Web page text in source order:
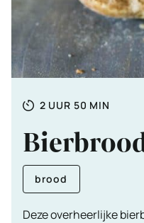
Totale
2 UUR
UUR 50 MINUTEN
MIN
brood
Deze overheerlijke